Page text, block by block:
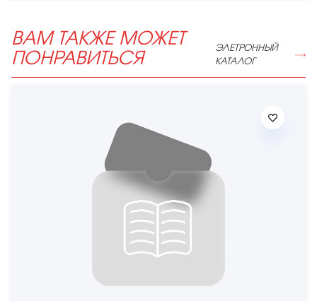
ВАМ ТАКЖЕ МОЖЕТ
ПОНРАВИТЬСЯ
ЭЛЕТРОННЫЙ
КАТАЛОГ